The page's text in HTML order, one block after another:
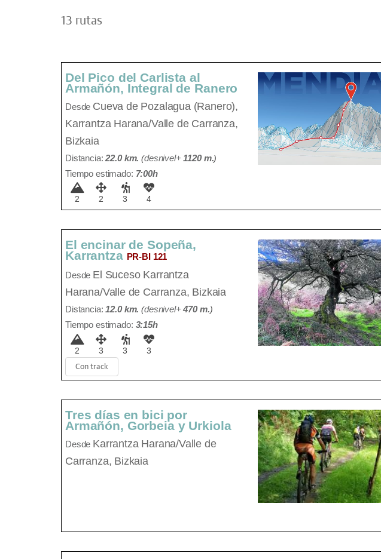
13 rutas
Del Pico del Carlista al
Armañón, Integral de Ranero
Desde Cueva de Pozalagua (Ranero),
Karrantza Harana/Valle de Carranza,
Bizkaia
Distancia:22.0 km. (desnivel+1120 m.)
Tiempo estimado: 7:00h
2 2 3 4
El encinar de Sopeña,
Karrantza PR-BI 121
Desde El Suceso Karrantza
Harana/Valle de Carranza, Bizkaia
Distancia:12.0 km. (desnivel+470 m.)
Tiempo estimado: 3:15h
2 3 3 3
Con track
Tres días en bici por
Armañón, Gorbeia y Urkiola
Desde Karrantza Harana/Valle de
Carranza, Bizkaia